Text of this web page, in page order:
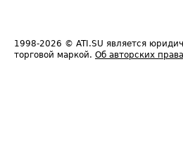
1998-2026 © ATI.SU является
торговой маркой. Об авторских